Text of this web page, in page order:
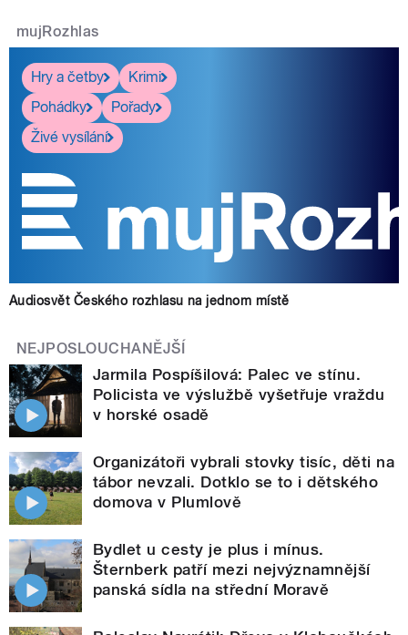
mujRozhlas
Hry a četby
Krimi
Pohádky
Pořady
Živé vysílání
Audiosvět Českého rozhlasu na jednom místě
NEJPOSLOUCHANĚJŠÍ
Jarmila Pospíšilová: Palec ve stínu.
Policista ve výslužbě vyšetřuje vraždu
v horské osadě
Organizátoři vybrali stovky tisíc, děti na
tábor nevzali. Dotklo se to i dětského
domova v Plumlově
Bydlet u cesty je plus i mínus.
Šternberk patří mezi nejvýznamnější
panská sídla na střední Moravě